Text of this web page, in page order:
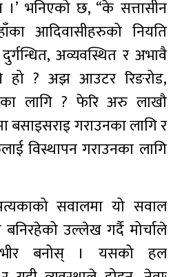
भनिएको छ, “के सत्तासीन
आदिवासीहरुको नियति
अव्यवस्थित र अभावै
हो ? अझ आउटर रिङरोड,
लागि ? फेरि अरु लाखौ
बसाइसराइ गराउनका लागि र
विस्थापन गराउनका लागि
सवालमा यो सवाल
उल्लेख गर्दै मोर्चाले
बनोस् । यसको हल